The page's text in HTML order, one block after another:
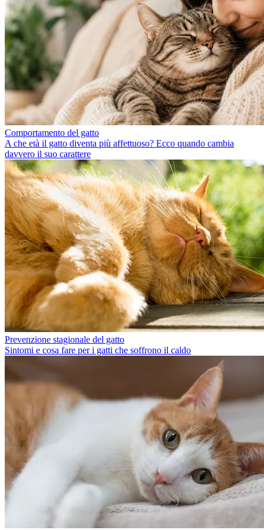
Comportamento del gatto
A che età il gatto diventa più affettuoso? Ecco quando cambia
davvero il suo carattere
Prevenzione stagionale del gatto
Sintomi e cosa fare per i gatti che soffrono il caldo